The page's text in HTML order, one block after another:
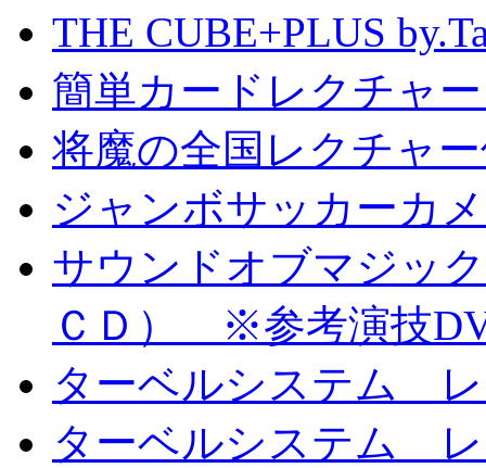
THE CUBE+PLUS
簡単カードレクチャ
将魔の全国レクチャ
ジャンボサッカーカ
サウンドオブマジッ
ＣＤ） ※参考演技
ターベルシステム
ターベルシステム